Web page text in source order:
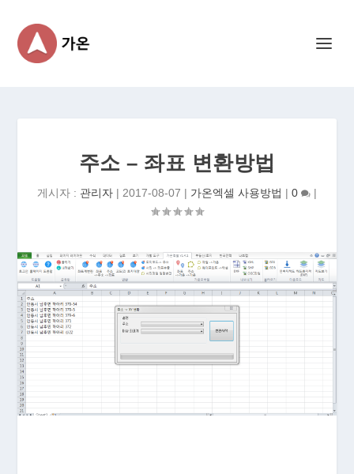
주소 – 좌표 변환방법
게시자 : 관리자 | 2017-08-07 | 가온엑셀 사용방법 | 0 |